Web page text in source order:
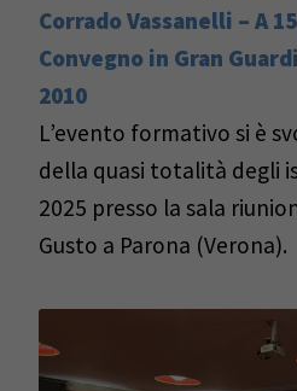
Corrado Vassanelli –A
Convegno in Gran
2010
L’evento formativo si è
della quasi totalità degli
2025 presso la sala
Gusto a Parona (Verona).